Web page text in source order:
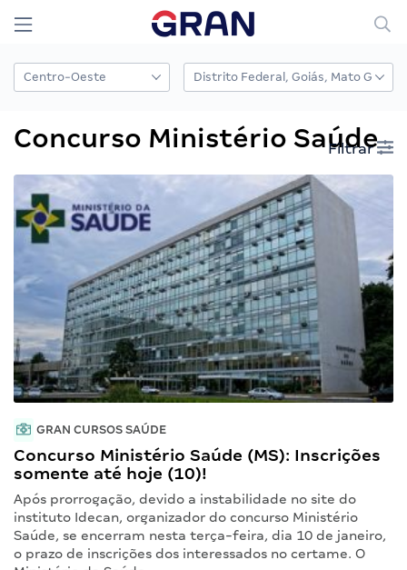
Concurso Ministério Saúde
Filtrar
GRAN CURSOS SAÚDE
Concurso Ministério Saúde (MS): Inscrições
somente até hoje (10)!
Após prorrogação, devido a instabilidade no site do
instituto Idecan, organizador do concurso Ministério
Saúde, se encerram nesta terça-feira, dia 10 de janeiro,
o prazo de inscrições dos interessados no certame. O